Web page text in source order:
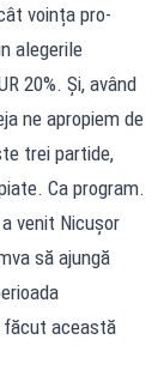
voința pro-
alegerile
20%. Și, având
ne apropiem de
trei partide,
Ca program.
venit Nicușor
să ajungă
făcut această